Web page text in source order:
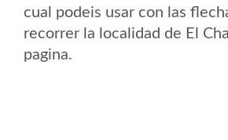
cual podeis usar con las
recorrer la localidad de El
pagina.